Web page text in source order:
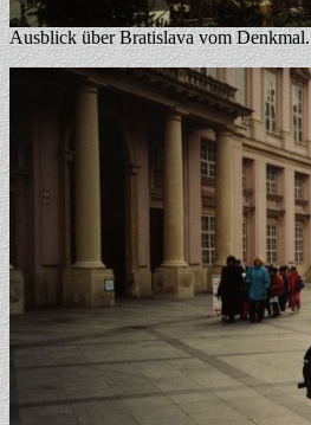
Ausblick über Bratislava vom Denkmal.